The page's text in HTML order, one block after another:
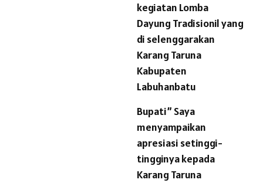
kegiatan Lomba
Dayung Tradisionil yang
di selenggarakan
Karang Taruna
Kabupaten
Labuhanbatu
Bupati” Saya
menyampaikan
apresiasi setinggi-
tingginya kepada
Karang Taruna